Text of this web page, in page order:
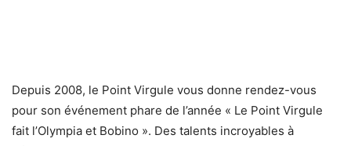
Depuis 2008, le Point Virgule vous donne rendez-vous
pour son événement phare de l’année « Le Point Virgule
fait l’Olympia et Bobino ». Des talents incroyables à